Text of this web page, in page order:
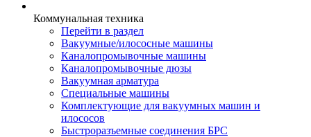
Коммунальная техника
Перейти в раздел
Вакуумные/илососные машины
Каналопромывочные машины
Каналопромывочные дюзы
Вакуумная арматура
Специальные машины
Комплектующие для вакуумных машин и
илососов
Быстроразъемные соединения БРС